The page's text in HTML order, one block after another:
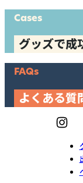
Cases
グッズで成
FAQs
よくある質